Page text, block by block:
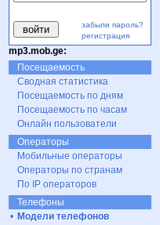
забыли пароль?
регистрация
mp3.mob.ge:
Посещаемость
Сводная статистика
Посещаемость по дням
Посещаемость по часам
Онлайн пользователи
Операторы
Мобильные операторы
Операторы по странам
По IP операторов
Телефоны
• Модели телефонов